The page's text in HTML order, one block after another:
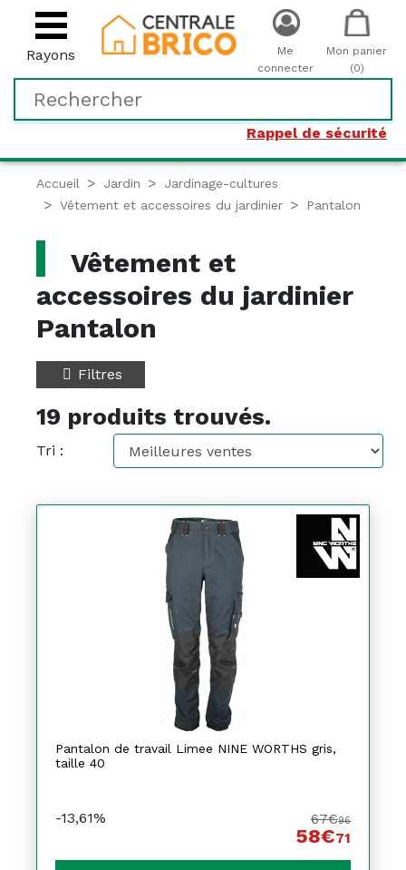
Rayons
Rappel de sécurité
Me
connecter
Mon panier
(0)
Accueil Jardin
Jardinage-cultures
Vêtement et accessoires du jardinier
Pantalon
Vêtement et
accessoires du jardinier
Pantalon
Filtres
19 produits trouvés.
Tri :
Pantalon de travail Limee NINE WORTHS gris,
taille 40
-13,61% 67€96
58€71